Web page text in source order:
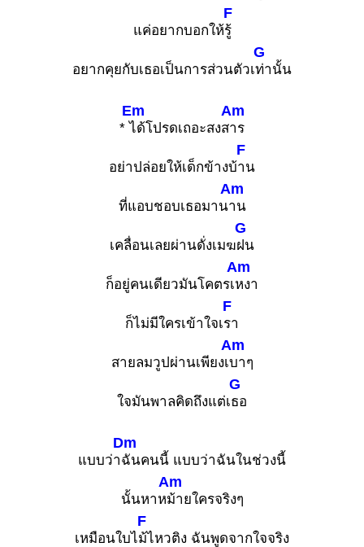
แค่อยากบอกให้
F
รู้
อยากคุยกับเธอเป็นการส่วนตัวเ
G
ท่านั้น
*
Em
ได้โปรดเถอะสงส
Am
าร
อย่าปล่อยให้เด็กข้างบ้
F
าน
ที่แอบชอบเธอมาน
Am
าน
เคลื่อนเลยผ่านดั่งเมฆ
G
ฝน
ก็อยู่คนเดียวมันโคตรเ
Am
หงา
ก็ไม่มีใครเข้าใจเ
F
รา
สายลมวูปผ่านเพียงเ
Am
บาๆ
ใจมันพาลคิดถึงแต่เ
G
ธอ
แบบว่า
Dm
ฉันคนนี้ แบบว่าฉันในช่วงนี้
นั้นหาห
Am
ม้ายใครจริงๆ
เหมือนใบไ
F
ม้ไหวติง ฉันพูดจากใจจริง